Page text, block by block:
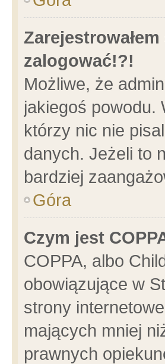
zalogować!?!
Możliwe, że
jakiegoś powodu.
którzy nic nie
danych. Jeżeli to
bardziej
Góra
Czym jest
COPPA, albo
obowiązujące w
strony
mających mniej
prawnych